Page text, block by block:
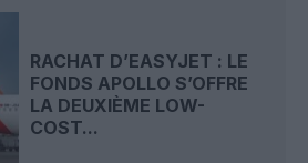
RACHAT D’EASYJET : LE
FONDS APOLLO S’OFFRE
LA DEUXIÈME LOW-
COST...